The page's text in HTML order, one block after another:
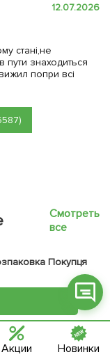
12.07.2026
стані,не
знаходиться
попри всі
Смотреть
все
Покупця
Фейсбук
Інстаграм
Онлайн чат
Акции Новинки